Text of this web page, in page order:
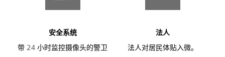
安全系统
带 24 小时监控摄像头的警卫
法人
法人对居民体贴入微。